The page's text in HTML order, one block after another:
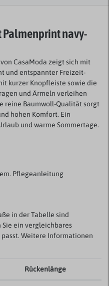
Palmenprint navy-
CasaModa zeigt sich mit
und entspannter Freizeit-
kurzer Knopfleiste sowie die
und Ärmeln verleihen
reine Baumwoll-Qualität sorgt
hohen Komfort. Ein
und warme Sommertage.
Pflegeanleitung
in der Tabelle sind
Sie ein vergleichbares
Weitere Informationen
Rückenlänge